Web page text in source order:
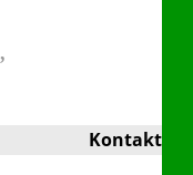
,
Kontakt